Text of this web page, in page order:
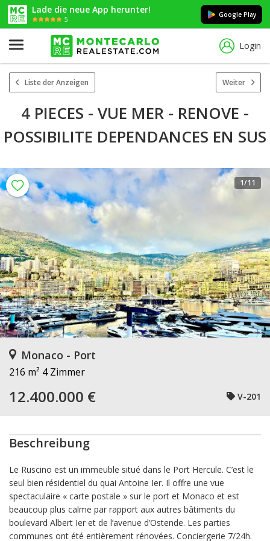
Lade die neue App herunter!
5
Google Play
Login
Liste der Anzeigen Weiter
4 PIECES - VUE MER - RENOVE -
POSSIBILITE DEPENDANCES EN SUS
1/11
Monaco - Port
216 m² 4 Zimmer
12.400.000 € V-201
Beschreibung
Le Ruscino est un immeuble situé dans le Port Hercule. C’est le
seul bien résidentiel du quai Antoine Ier. Il offre une vue
spectaculaire « carte postale » sur le port et Monaco et est
beaucoup plus calme par rapport aux autres bâtiments du
boulevard Albert Ier et de l’avenue d’Ostende. Les parties
communes ont été entièrement rénovées. Conciergerie 7/24h.